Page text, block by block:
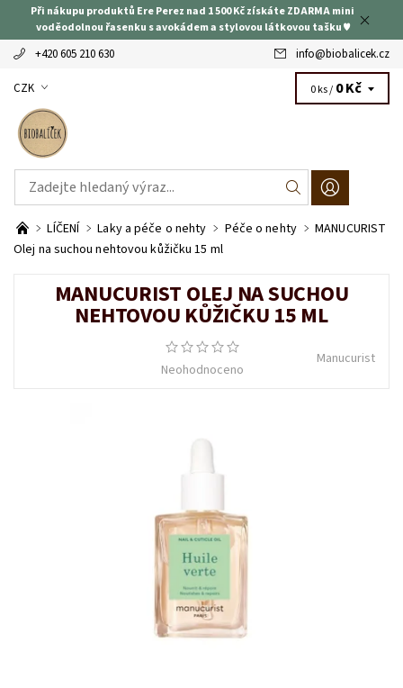
Při nákupu produktů Ere Perez nad 1 500 Kč získáte ZDARMA mini
voděodolnou řasenku s avokádem a stylovou látkovou tašku ♥
+420 605 210 630 info@biobalicek.cz
CZK 0 ks / 0 Kč
LÍČENÍ Laky a péče o nehty Péče o nehty
MANUCURIST
Olej na suchou nehtovou kůžičku 15 ml
MANUCURIST OLEJ NA SUCHOU
NEHTOVOU KŮŽIČKU 15 ML
Neohodnoceno
Manucurist